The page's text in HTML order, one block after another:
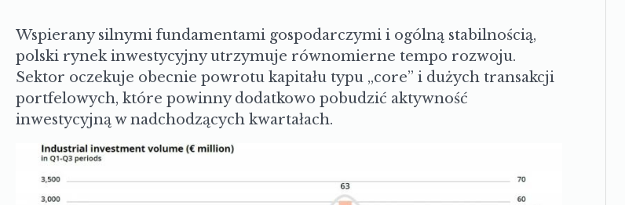
Wspierany silnymi fundamentami gospodarczymi i ogólną stabilnością,
polski rynek inwestycyjny utrzymuje równomierne tempo rozwoju.
Sektor oczekuje obecnie powrotu kapitału typu „core” i dużych transakcji
portfelowych, które powinny dodatkowo pobudzić aktywność
inwestycyjną w nadchodzących kwartałach.